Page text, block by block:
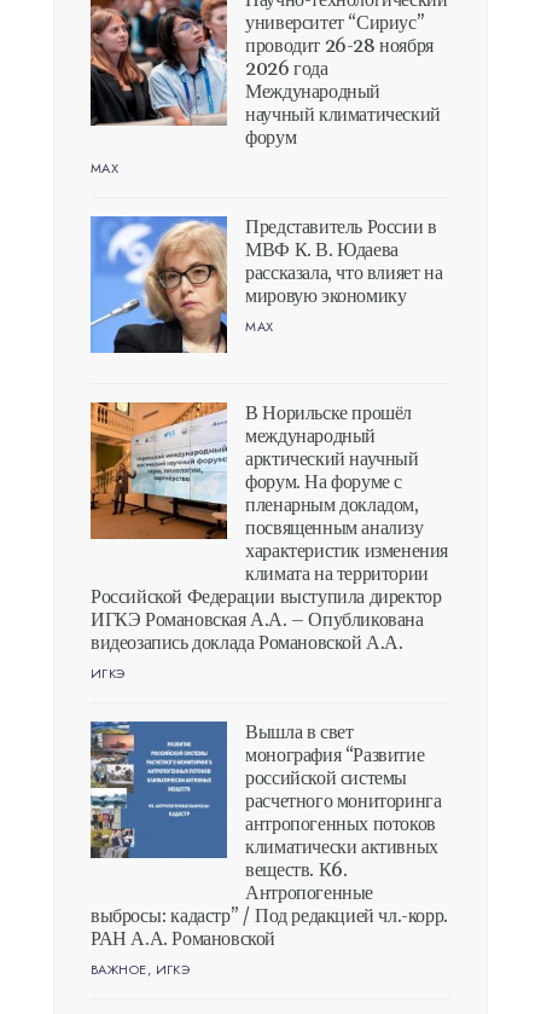
университет “Сириус”
проводит 26-28 ноября
2026 года
Международный
научный климатический
форум
MAX
Представитель России в
МВФ К. В. Юдаева
рассказала, что влияет на
мировую экономику
MAX
В Норильске прошёл
международный
арктический научный
форум. На форуме с
пленарным докладом,
посвященным анализу
характеристик изменения
климата на территории
Российской Федерации выступила директор
ИГКЭ Романовская А.А. – Опубликована
видеозапись доклада Романовской А.А.
ИГКЭ
Вышла в свет
монография “Развитие
российской системы
расчетного мониторинга
антропогенных потоков
климатически активных
веществ. К6.
Антропогенные
выбросы: кадастр” / Под редакцией чл.-корр.
РАН А.А. Романовской
ВАЖНОЕ, ИГКЭ